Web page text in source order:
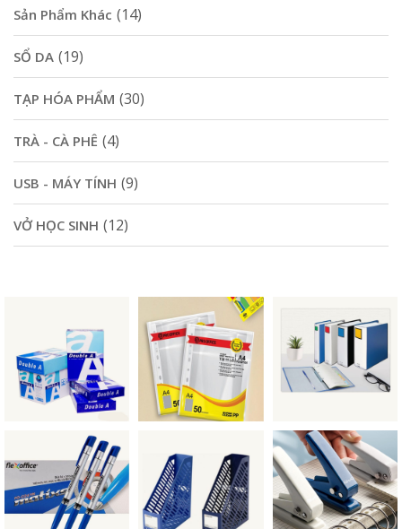
Sản Phẩm Khác (14)
SỔ DA (19)
TẠP HÓA PHẨM (30)
TRÀ - CÀ PHÊ (4)
USB - MÁY TÍNH (9)
VỞ HỌC SINH (12)